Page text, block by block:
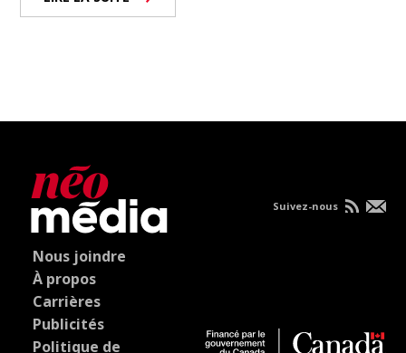
Nous joindre
À propos
Carrières
Publicités
Politique de
Suivez-nous